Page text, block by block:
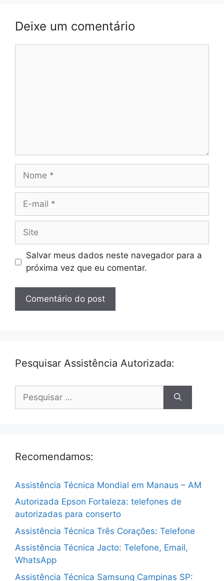
Deixe um comentário
Nome
Site
Salvar meus dados neste navegador para a
próxima vez que eu comentar.
Pesquisar Assistência Autorizada:
por:
Recomendamos:
Assistência Técnica Mondial em Manaus – AM
Autorizada Epson Fortaleza: telefones de
autorizadas para conserto
Assistência Técnica Três Corações: Telefone
Assistência Técnica Jacto: Telefone, Email,
WhatsApp
Assistência Técnica Samsung Campinas SP: